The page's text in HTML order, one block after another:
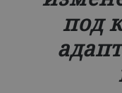
под